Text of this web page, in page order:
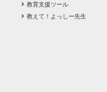
教育支援ツール
教えて！よっしー先生